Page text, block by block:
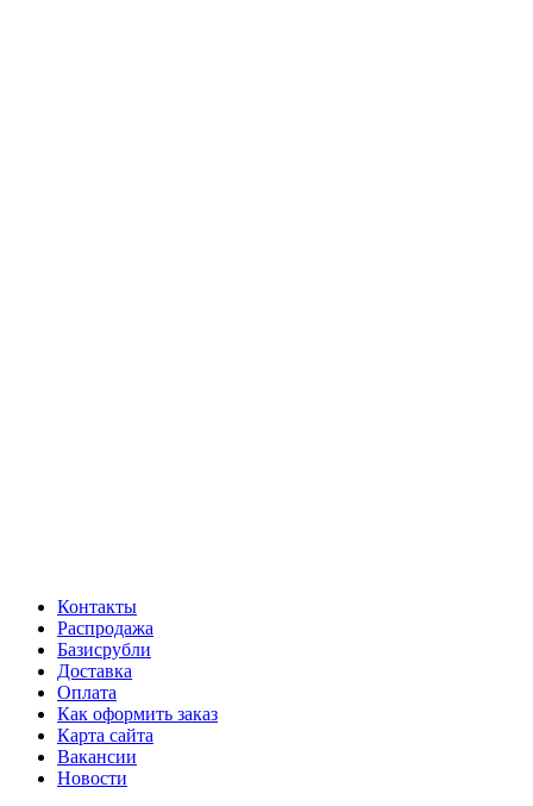
Контакты
Распродажа
Базисрубли
Доставка
Оплата
Как оформить заказ
Карта сайта
Вакансии
Новости